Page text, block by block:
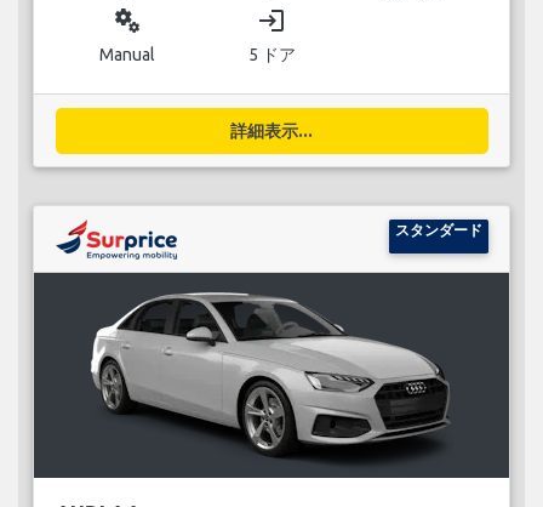
miscellaneous_services
Manual
login
5 ドア
詳細表示...
スタンダード